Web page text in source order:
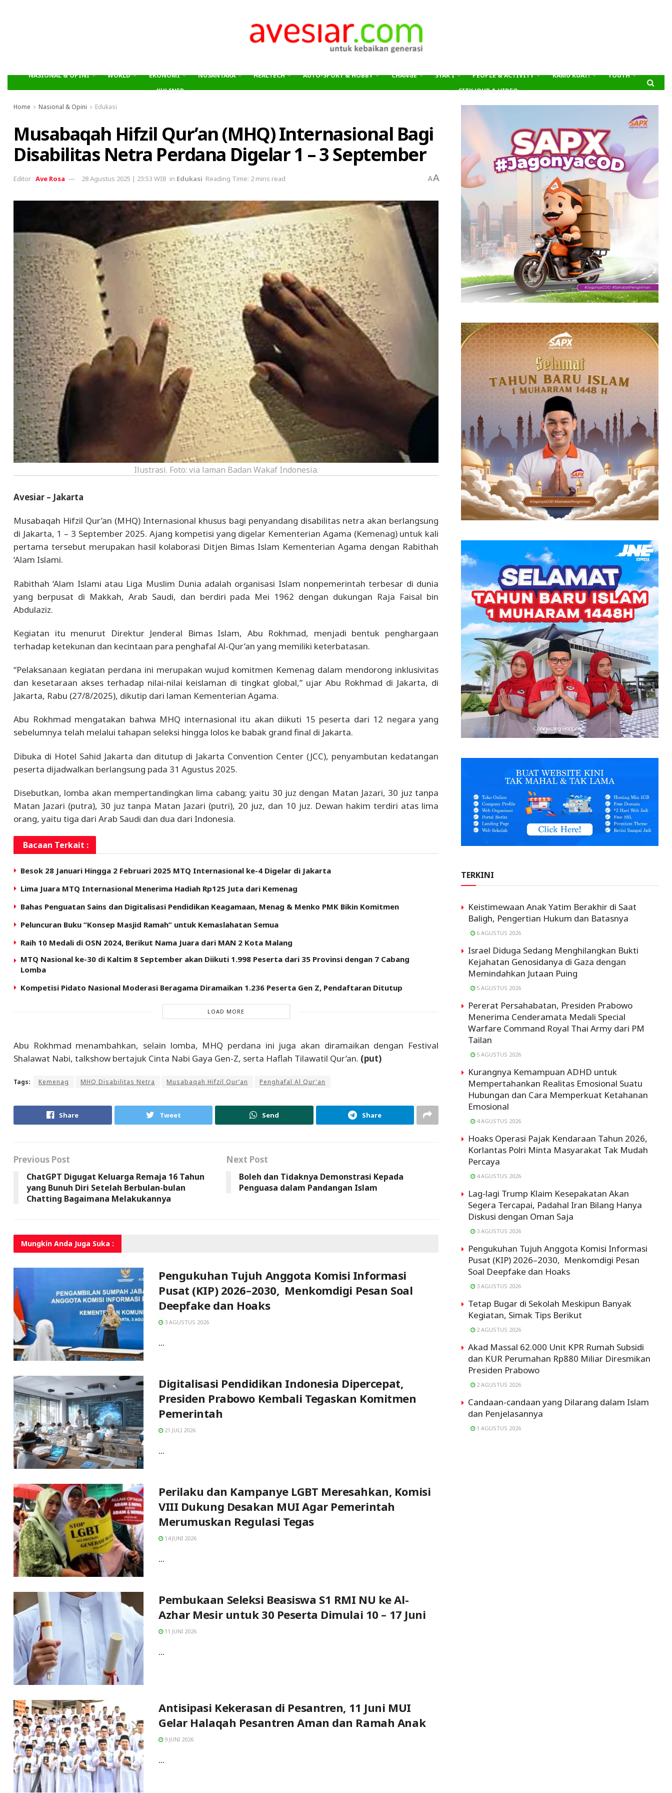
NASIONAL & OPINI WORLD EKONOMI NUSANTARA HEALTECH AUTO-SPORT & HOBBY CHANGE SYAR’I PEOPLE & ACTIVITY KAMU KUAT!
YOUTH
KULINER
CITY JOUR & VIDEO
Home
Nasional & Opini Edukasi
Musabaqah Hifzil Qur’an (MHQ) Internasional Bagi
Disabilitas Netra Perdana Digelar 1 – 3 September
Ave Rosa 28 Agustus 2025 | 23:53 WIB in Edukasi Reading Time: 2 mins read AA
Ilustrasi. Foto: via laman Badan Wakaf Indonesia.
Avesiar – Jakarta
Musabaqah Hifzil Qur’an (MHQ) Internasional khusus bagi penyandang disabilitas netra akan berlangsung
di Jakarta, 1 – 3 September 2025. Ajang kompetisi yang digelar Kementerian Agama (Kemenag) untuk kali
pertama tersebut merupakan hasil kolaborasi Ditjen Bimas Islam Kementerian Agama dengan Rabithah
‘Alam Islami.
Rabithah ‘Alam Islami atau Liga Muslim Dunia adalah organisasi Islam nonpemerintah terbesar di dunia
yang berpusat di Makkah, Arab Saudi, dan berdiri pada Mei 1962 dengan dukungan Raja Faisal bin
Abdulaziz.
Kegiatan itu menurut Direktur Jenderal Bimas Islam, Abu Rokhmad, menjadi bentuk penghargaan
terhadap ketekunan dan kecintaan para penghafal Al-Qur’an yang memiliki keterbatasan.
“Pelaksanaan kegiatan perdana ini merupakan wujud komitmen Kemenag dalam mendorong inklusivitas
dan kesetaraan akses terhadap nilai-nilai keislaman di tingkat global,” ujar Abu Rokhmad di Jakarta, di
Jakarta, Rabu (27/8/2025), dikutip dari laman Kementerian Agama.
Abu Rokhmad mengatakan bahwa MHQ internasional itu akan diikuti 15 peserta dari 12 negara yang
sebelumnya telah melalui tahapan seleksi hingga lolos ke babak grand final di Jakarta.
Dibuka di Hotel Sahid Jakarta dan ditutup di Jakarta Convention Center (JCC), penyambutan kedatangan
peserta dijadwalkan berlangsung pada 31 Agustus 2025.
Disebutkan, lomba akan mempertandingkan lima cabang; yaitu 30 juz dengan Matan Jazari, 30 juz tanpa
Matan Jazari (putra), 30 juz tanpa Matan Jazari (putri), 20 juz, dan 10 juz. Dewan hakim terdiri atas lima
orang, yaitu tiga dari Arab Saudi dan dua dari Indonesia.
Bacaan Terkait :
Besok 28 Januari Hingga 2 Februari 2025 MTQ Internasional ke-4 Digelar di Jakarta
Lima Juara MTQ Internasional Menerima Hadiah Rp125 Juta dari Kemenag
Bahas Penguatan Sains dan Digitalisasi Pendidikan Keagamaan, Menag & Menko PMK Bikin Komitmen
Peluncuran Buku “Konsep Masjid Ramah” untuk Kemaslahatan Semua
Raih 10 Medali di OSN 2024, Berikut Nama Juara dari MAN 2 Kota Malang
MTQ Nasional ke-30 di Kaltim 8 September akan Diikuti 1.998 Peserta dari 35 Provinsi dengan 7 Cabang
Lomba
Kompetisi Pidato Nasional Moderasi Beragama Diramaikan 1.236 Peserta Gen Z, Pendaftaran Ditutup
LOAD MORE
Abu Rokhmad menambahkan, selain lomba, MHQ perdana ini juga akan diramaikan dengan Festival
Shalawat Nabi, talkshow bertajuk Cinta Nabi Gaya Gen-Z, serta Haflah Tilawatil Qur’an. (put)
Tags: Kemenag MHQ Disabilitas Netra Musabaqah Hifzil Qur’an Penghafal Al Qur'an
Share Tweet Send Share
Previous Post
ChatGPT Digugat Keluarga Remaja 16 Tahun
yang Bunuh Diri Setelah Berbulan-bulan
Chatting Bagaimana Melakukannya
Next Post
Boleh dan Tidaknya Demonstrasi Kepada
Penguasa dalam Pandangan Islam
Mungkin Anda Juga Suka :
Pengukuhan Tujuh Anggota Komisi Informasi
Pusat (KIP) 2026–2030, Menkomdigi Pesan Soal
Deepfake dan Hoaks
3 AGUSTUS 2026
...
Digitalisasi Pendidikan Indonesia Dipercepat,
Presiden Prabowo Kembali Tegaskan Komitmen
Pemerintah
21 JULI 2026
...
Perilaku dan Kampanye LGBT Meresahkan, Komisi
VIII Dukung Desakan MUI Agar Pemerintah
Merumuskan Regulasi Tegas
14 JUNI 2026
...
Pembukaan Seleksi Beasiswa S1 RMI NU ke Al-
Azhar Mesir untuk 30 Peserta Dimulai 10 – 17 Juni
11 JUNI 2026
...
Antisipasi Kekerasan di Pesantren, 11 Juni MUI
Gelar Halaqah Pesantren Aman dan Ramah Anak
9 JUNI 2026
...
TERKINI
Keistimewaan Anak Yatim Berakhir di Saat
Baligh, Pengertian Hukum dan Batasnya
6 AGUSTUS 2026
Israel Diduga Sedang Menghilangkan Bukti
Kejahatan Genosidanya di Gaza dengan
Memindahkan Jutaan Puing
5 AGUSTUS 2026
Pererat Persahabatan, Presiden Prabowo
Menerima Cenderamata Medali Special
Warfare Command Royal Thai Army dari PM
Tailan
5 AGUSTUS 2026
Kurangnya Kemampuan ADHD untuk
Mempertahankan Realitas Emosional Suatu
Hubungan dan Cara Memperkuat Ketahanan
Emosional
4 AGUSTUS 2026
Hoaks Operasi Pajak Kendaraan Tahun 2026,
Korlantas Polri Minta Masyarakat Tak Mudah
Percaya
4 AGUSTUS 2026
Lag-lagi Trump Klaim Kesepakatan Akan
Segera Tercapai, Padahal Iran Bilang Hanya
Diskusi dengan Oman Saja
3 AGUSTUS 2026
Pengukuhan Tujuh Anggota Komisi Informasi
Pusat (KIP) 2026–2030, Menkomdigi Pesan
Soal Deepfake dan Hoaks
3 AGUSTUS 2026
Tetap Bugar di Sekolah Meskipun Banyak
Kegiatan, Simak Tips Berikut
2 AGUSTUS 2026
Akad Massal 62.000 Unit KPR Rumah Subsidi
dan KUR Perumahan Rp880 Miliar Diresmikan
Presiden Prabowo
2 AGUSTUS 2026
Candaan-candaan yang Dilarang dalam Islam
dan Penjelasannya
1 AGUSTUS 2026